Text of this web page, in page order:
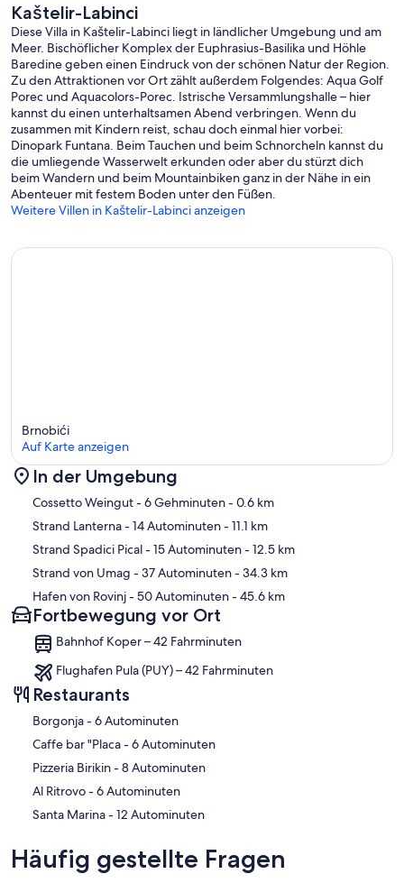
Kaštelir-Labinci
Diese Villa in Kaštelir-Labinci liegt in ländlicher Umgebung und am
Meer. Bischöflicher Komplex der Euphrasius-Basilika und Höhle
Baredine geben einen Eindruck von der schönen Natur der Region.
Zu den Attraktionen vor Ort zählt außerdem Folgendes: Aqua Golf
Porec und Aquacolors-Porec. Istrische Versammlungshalle – hier
kannst du einen unterhaltsamen Abend verbringen. Wenn du
zusammen mit Kindern reist, schau doch einmal hier vorbei:
Dinopark Funtana. Beim Tauchen und beim Schnorcheln kannst du
die umliegende Wasserwelt erkunden oder aber du stürzt dich
beim Wandern und beim Mountainbiken ganz in der Nähe in ein
Abenteuer mit festem Boden unter den Füßen.
Weitere Villen in Kaštelir-Labinci anzeigen
Karte
Brnobići
Auf Karte anzeigen
In der Umgebung
Cossetto Weingut- 6 Gehminuten- 0.6 km
Strand Lanterna- 14 Autominuten- 11.1 km
Strand Spadici Pical- 15 Autominuten- 12.5 km
Strand von Umag - 37 Autominuten- 34.3 km
Hafen von Rovinj- 50 Autominuten- 45.6 km
Fortbewegung vor Ort
Bahnhof Koper – 42 Fahrminuten
Flughafen Pula (PUY) – 42 Fahrminuten
Restaurants
‪Borgonja - ‬6 Autominuten
‪Caffe bar "Placa - ‬6 Autominuten
‪Pizzeria Birikin - ‬8 Autominuten
‪Al Ritrovo - ‬6 Autominuten
‪Santa Marina - ‬12 Autominuten
Häufig gestellte Fragen